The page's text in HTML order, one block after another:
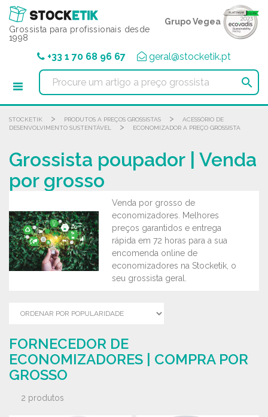
Grossista para profissionais desde
1998
Grupo Vegea
+33 1 70 68 96 67 geral@stocketik.pt

STOCKETIK > PRODUTOS A PREÇOS GROSSISTAS >
ACESSÓRIO DE
DESENVOLVIMENTO SUSTENTÁVEL
> ECONOMIZADOR A PREÇO GROSSISTA
Grossista poupador | Venda
por grosso
Venda por grosso de
economizadores. Melhores
preços garantidos e entrega
rápida em 72 horas para a sua
encomenda online de
economizadores na Stocketik, o
seu grossista geral.
FORNECEDOR DE
ECONOMIZADORES | COMPRA POR
GROSSO
2 produtos
Painel de Gerenciamento de Cookies